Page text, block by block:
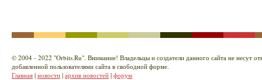
© 2004 - 2022 "Orbits.Ru". Внимание! Владельцы и создатели данного сайта не несут
добавленной пользователями сайта в свободной форме.
Главная | новости | архив новостей | форум